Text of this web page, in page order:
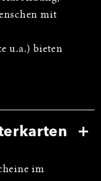
mit
u.a.) bieten
im